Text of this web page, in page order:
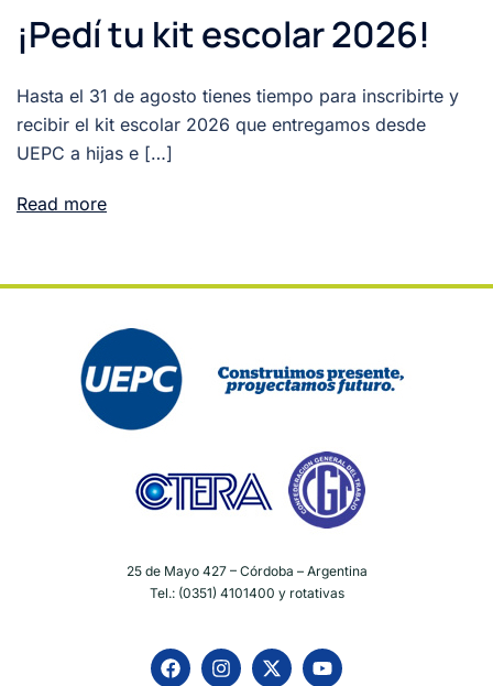
¡Pedí tu kit escolar 2026!
Hasta el 31 de agosto tienes tiempo para inscribirte y
recibir el kit escolar 2026 que entregamos desde
UEPC a hijas e […]
Read more
25 de Mayo 427 – Córdoba – Argentina
Tel.: (0351) 4101400 y rotativas